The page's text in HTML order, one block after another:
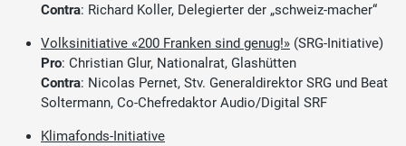
Contra: Richard Koller, Delegierter der „schweiz-macher“
Volksinitiative «200 Franken sind genug!» (SRG-Initiative)
Pro: Christian Glur, Nationalrat, Glashütten
Contra: Nicolas Pernet, Stv. Generaldirektor SRG und Beat
Soltermann, Co-Chefredaktor Audio/Digital SRF
Klimafonds-Initiative